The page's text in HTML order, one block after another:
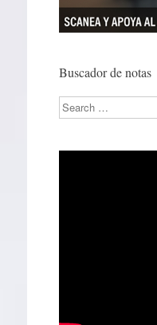
Buscador de notas
Search